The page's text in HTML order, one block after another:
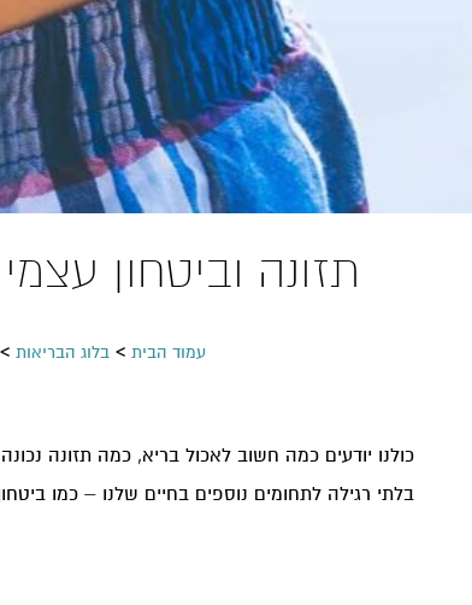
תזונה וביטחון
עמוד הבית > בלוג הבריאות >
כולנו יודעים כמה חשוב לאכול בריא, כמה תזונה
בלתי רגילה לתחומים נוספים בחיים שלנו – כמו